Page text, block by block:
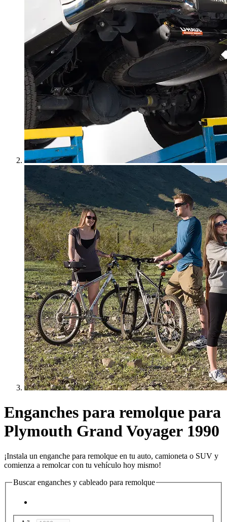
Enganches para remolque para
Plymouth Grand Voyager 1990
¡Instala un enganche para remolque en tu auto, camioneta o SUV y
comienza a remolcar con tu vehículo hoy mismo!
Buscar enganches y cableado para remolque